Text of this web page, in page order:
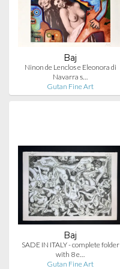
Baj
Ninon de Lenclos e Eleonora di
Navarra s…
Gutan Fine Art
Baj
SADE IN ITALY - complete folder
with 8 e…
Gutan Fine Art